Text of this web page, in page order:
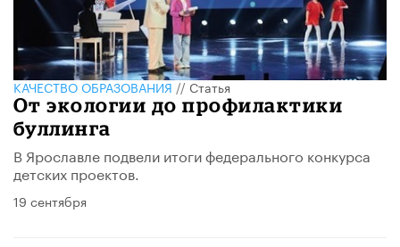
КАЧЕСТВО ОБРАЗОВАНИЯ//Статья
От экологии до профилактики
буллинга
В Ярославле подвели итоги федерального конкурса
детских проектов.
19 сентября